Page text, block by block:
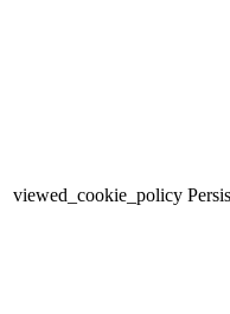
viewed_cookie_policy